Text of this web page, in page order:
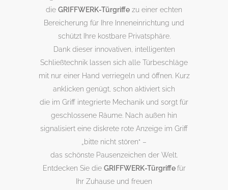
die GRIFFWERK-Türgriffe zu einer echten
Bereicherung für Ihre Inneneinrichtung und
schützt Ihre kostbare Privatsphäre.
Dank dieser innovativen, intelligenten
Schließtechnik lassen sich alle Türbeschläge
mit nur einer Hand verriegeln und öffnen. Kurz
anklicken genügt, schon aktiviert sich
die im Griff integrierte Mechanik und sorgt für
geschlossene Räume. Nach außen hin
signalisiert eine diskrete rote Anzeige im Griff
„bitte nicht stören“ –
das schönste Pausenzeichen der Welt.
Entdecken Sie die GRIFFWERK-Türgriffefür
Ihr Zuhause und freuen